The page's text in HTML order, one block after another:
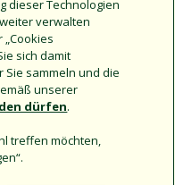
der M-Serie
landwirtschaftliche
p>
dieser Technologien
verwalten
sich damit
sammeln und die
unserer
dürfen.
treffen möchten,